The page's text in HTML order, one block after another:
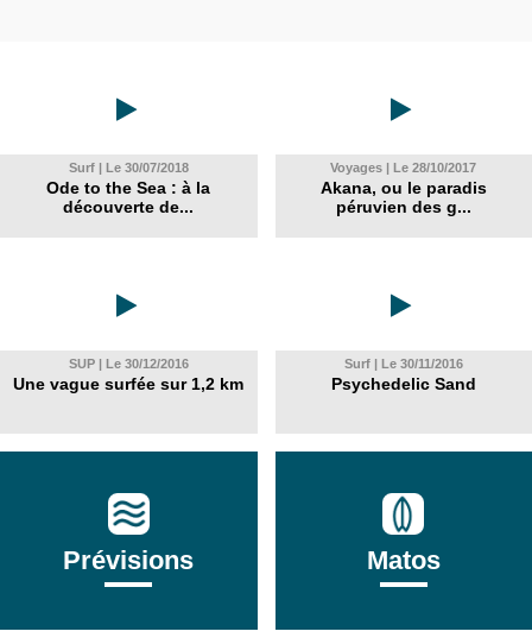
Surf | Le 30/07/2018
Ode to the Sea : à la
découverte de...
Voyages | Le 28/10/2017
Akana, ou le paradis
péruvien des g...
SUP | Le 30/12/2016
Une vague surfée sur 1,2 km
Surf | Le 30/11/2016
Psychedelic Sand
Prévisions Matos